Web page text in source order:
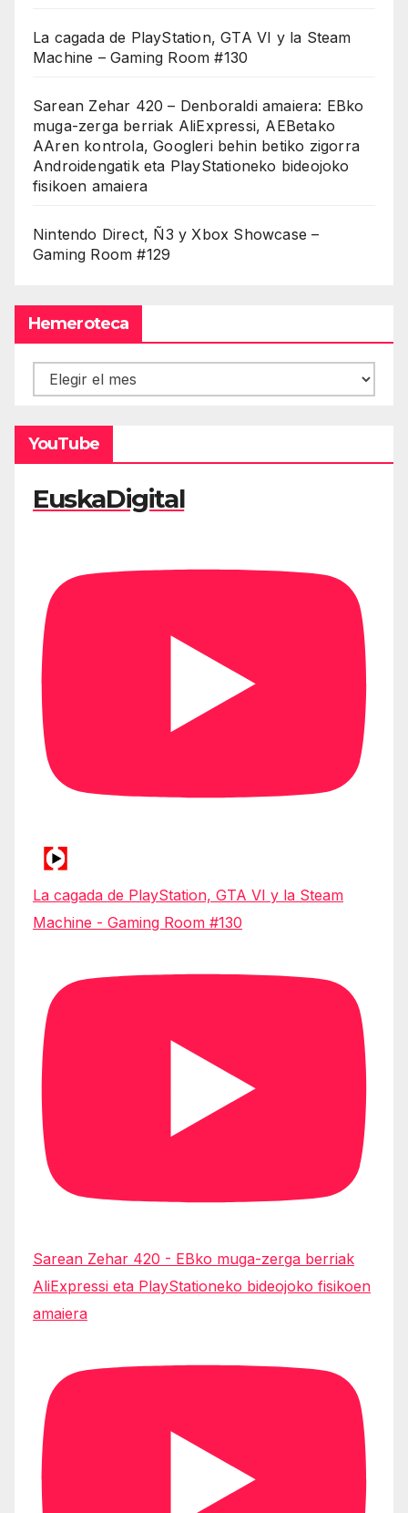
La cagada de PlayStation, GTA VI y la Steam
Machine – Gaming Room #130
Sarean Zehar 420 – Denboraldi amaiera: EBko
muga-zerga berriak AliExpressi, AEBetako
AAren kontrola, Googleri behin betiko zigorra
Androidengatik eta PlayStationeko bideojoko
fisikoen amaiera
Nintendo Direct, Ñ3 y Xbox Showcase –
Gaming Room #129
Hemeroteca
Hemeroteca
YouTube
EuskaDigital
La cagada de PlayStation, GTA VI y la Steam
Machine - Gaming Room #130
Sarean Zehar 420 - EBko muga-zerga berriak
AliExpressi eta PlayStationeko bideojoko fisikoen
amaiera